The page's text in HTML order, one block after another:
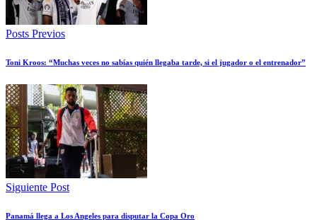
Posts Previos
Toni Kroos: “Muchas veces no sabías quién llegaba tarde, si el jugador o el entrenador”
Siguiente Post
Panamá llega a Los Angeles para disputar la Copa Oro